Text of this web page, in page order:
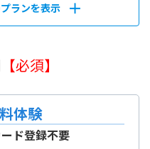
ランを表示
【必須】
体験
ド登録不要